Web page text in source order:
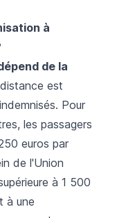
à
de la
est
Pour
les passagers
euros par
de l'Union
à 1 500
à une